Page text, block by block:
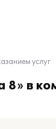
услуг
8» в